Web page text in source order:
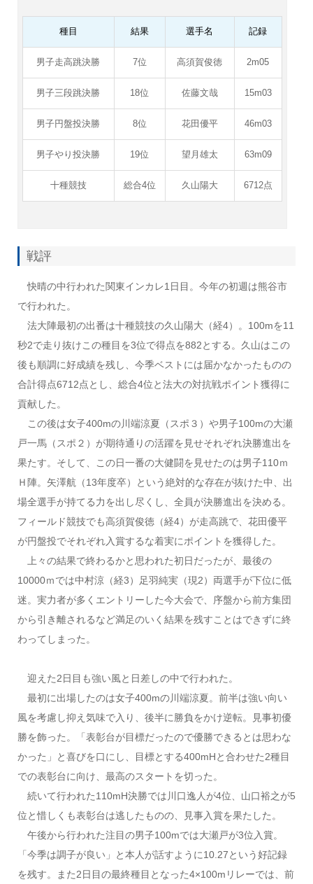
種目 結果 選手名 記録
男子走高跳決勝 7位 高須賀俊徳 2m05
男子三段跳決勝 18位 佐藤文哉 15m03
男子円盤投決勝 8位 花田優平 46m03
男子やり投決勝 19位 望月雄太 63m09
十種競技 総合4位 久山陽大 6712点
戦評
快晴の中行われた関東インカレ1日目。今年の初週は熊谷市
で行われた。
法大陣最初の出番は十種競技の久山陽大（経4）。100mを11
秒2で走り抜けこの種目を3位で得点を882とする。久山はこの
後も順調に好成績を残し、今季ベストには届かなかったものの
合計得点6712点とし、総合4位と法大の対抗戦ポイント獲得に
貢献した。
この後は女子400mの川端涼夏（スポ３）や男子100mの大瀬
戸一馬（スポ２）が期待通りの活躍を見せそれぞれ決勝進出を
果たす。そして、この日一番の大健闘を見せたのは男子110ｍ
Ｈ陣。矢澤航（13年度卒）という絶対的な存在が抜けた中、出
場全選手が持てる力を出し尽くし、全員が決勝進出を決める。
フィールド競技でも高須賀俊徳（経4）が走高跳で、花田優平
が円盤投でそれぞれ入賞するな着実にポイントを獲得した。
上々の結果で終わるかと思われた初日だったが、最後の
10000ｍでは中村涼（経3）足羽純実（現2）両選手が下位に低
迷。実力者が多くエントリーした今大会で、序盤から前方集団
から引き離されるなど満足のいく結果を残すことはできずに終
わってしまった。
迎えた2日目も強い風と日差しの中で行われた。
最初に出場したのは女子400mの川端涼夏。前半は強い向い
風を考慮し抑え気味で入り、後半に勝負をかけ逆転。見事初優
勝を飾った。
「表彰台が目標だったので優勝できるとは思わな
かった」と喜びを口にし、目標とする400mHと合わせた2種目
での表彰台に向け、最高のスタートを切った。
続いて行われた110mH決勝では川口逸人が4位、山口裕之が5
位と惜しくも表彰台は逃したものの、見事入賞を果たした。
午後から行われた注目の男子100mでは大瀬戸が3位入賞。
「今季は調子が良い」と本人が話すように10.27という好記録
を残す。また2日目の最終種目となった4×100mリレーでは、前